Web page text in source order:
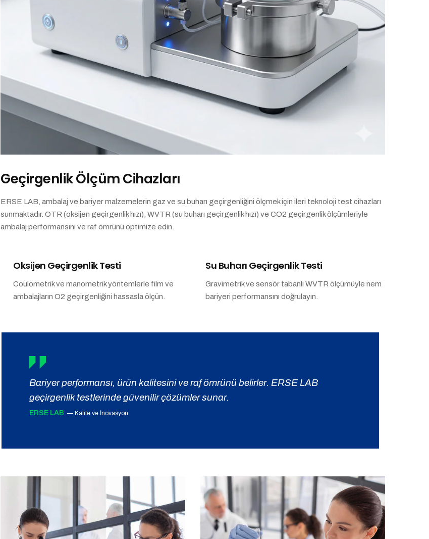
Geçirgenlik Ölçüm Cihazları
ERSE LAB, ambalaj ve bariyer malzemelerin gaz ve su buharı geçirgenliğini ölçmek için ileri teknoloji test cihazları
sunmaktadır. OTR (oksijen geçirgenlik hızı), WVTR (su buharı geçirgenlik hızı) ve CO2 geçirgenlik ölçümleriyle
ambalaj performansını ve raf ömrünü optimize edin.
Oksijen Geçirgenlik Testi
Coulometrik ve manometrik yöntemlerle film ve
ambalajların O2 geçirgenliğini hassasla ölçün.
Su Buharı Geçirgenlik Testi
Gravimetrik ve sensör tabanlı WVTR ölçümüyle nem
bariyeri performansını doğrulayın.
Bariyer performansı, ürün kalitesini ve raf ömrünü belirler. ERSE LAB
geçirgenlik testlerinde güvenilir çözümler sunar.
ERSE LAB — Kalite ve İnovasyon